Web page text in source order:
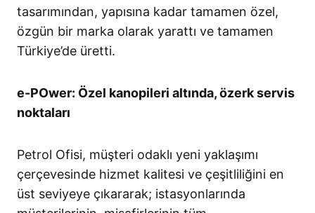
tasarımından, yapısına kadar tamamen özel,
özgün bir marka olarak yarattı ve tamamen
Türkiye’de üretti.
e-POwer: Özel kanopileri altında, özerk servis
noktaları
Petrol Ofisi, müşteri odaklı yeni yaklaşımı
çerçevesinde hizmet kalitesi ve çeşitliliğini en
üst seviyeye çıkararak; istasyonlarında